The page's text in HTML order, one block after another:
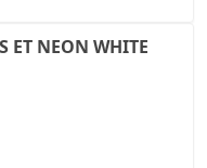
ET NEON WHITE